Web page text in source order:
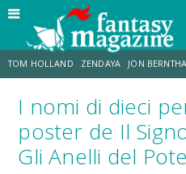
TOM HOLLAND ZENDAYA JON
STRANIMONDI LUCCA COMICS & GAMES
I nomi di dieci
poster de Il
Gli Anelli del